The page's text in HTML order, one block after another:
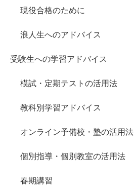
現役合格のために
浪人生へのアドバイス
受験生への学習アドバイス
模試・定期テストの活用法
教科別学習アドバイス
オンライン予備校・塾の活用法
個別指導・個別教室の活用法
春期講習